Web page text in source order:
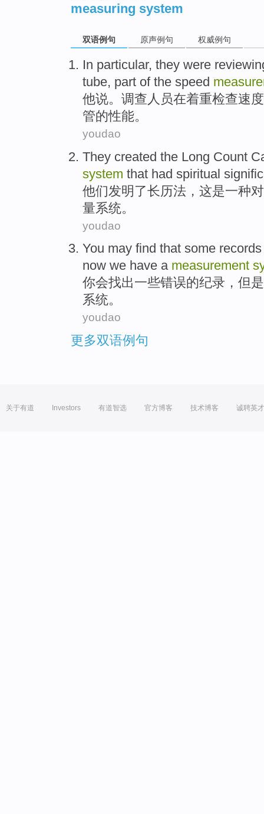
measuring system
双语例句 原声例句 权威例句
In particular, they were
tube, part of the speed
他说。调查人员在着重检查速度
管的性能。
youdao
They created the Long Count
system that had spiritual
他们发明 了长 历法 ， 这是一种对
量系统。
youdao
You may find that some
now we have a measurement
你会找出一些错误的纪录 ， 但是
系统。
youdao
更多双语例句
关于有道 Investors 有道智选 官方博客 技术博客 诚聘英才